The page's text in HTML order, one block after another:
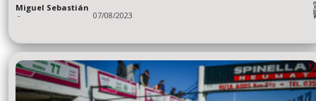
Miguel Sebastián
- 07/08/2023